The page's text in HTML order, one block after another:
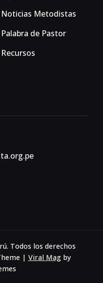
Noticias Metodistas
Palabra de Pastor
Recursos
Todos los derechos
| Viral Magby